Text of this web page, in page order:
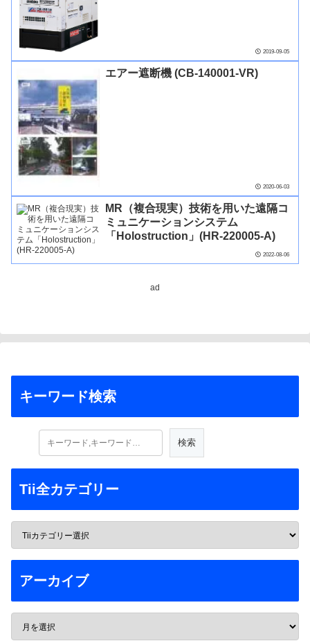
2019-09-05
エアー遮断機 (CB-140001-VR)
2020-06-03
MR（複合現実）技術を用いた遠隔コ
ミュニケーションシステム
「Holostruction」(HR-220005-A)
2022-08-06
ad
キーワード検索
Tii全カテゴリー
アーカイブ